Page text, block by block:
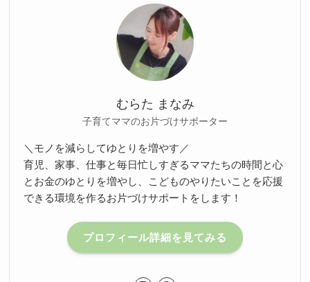
むらた まなみ
子育てママのお片づけサポーター
＼モノを減らしてゆとりを増やす／
育児、家事、仕事と毎日忙しすぎるママたちの時間と心
とお金のゆとりを増やし、こどものやりたいことを応援
できる環境を作るお片づけサポートをします！
プロフィール詳細を見てみる